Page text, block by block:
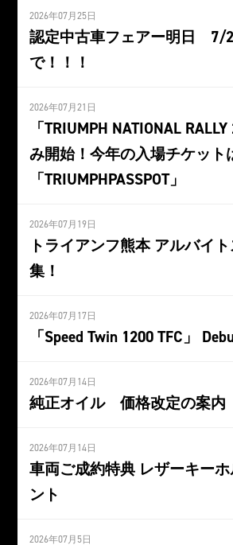
2026年07月25日
認定中古車フェアー明日
で！！！
2026年07月21日
「TRIUMPH NATIONAL
み開始！今年の入場チケット
「TRIUMPHPASSPOT」
2026年07月19日
トライアンフ熊本 アルバイ
集！
2026年07月17日
「Speed Twin 1200 TFC」
2026年07月14日
純正オイル 価格改定の案内
2026年07月14日
車両ご成約特典 レザーキー
ント
2026年07月5日